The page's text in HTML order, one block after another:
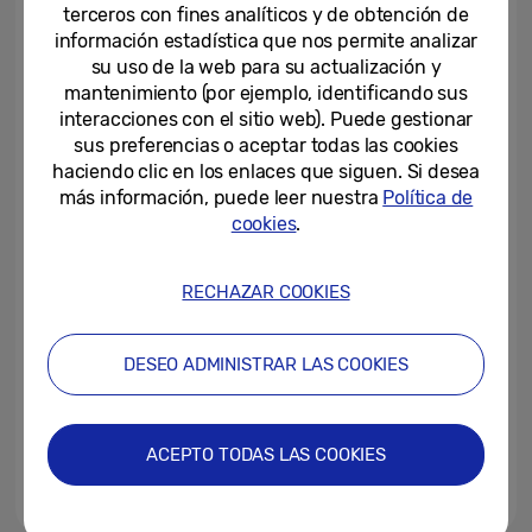
para impulsar el cuidado...
Samsung x DOMINNICO:
Innovación, creatividad y moda
se unen en una colaboración...
09-03-2026
SMTOWN LIVE 2025, en...
07-05-2025
recibe la certificación de SGS
terceros con fines analíticos y de obtención de
información estadística que nos permite analizar
su uso de la web para su actualización y
mantenimiento (por ejemplo, identificando sus
interacciones con el sitio web). Puede gestionar
sus preferencias o aceptar todas las cookies
haciendo clic en los enlaces que siguen. Si desea
más información, puede leer nuestra Política de
cookies.
RECHAZAR COOKIES
DESEO ADMINISTRAR LAS COOKIES
ACEPTO TODAS LAS COOKIES